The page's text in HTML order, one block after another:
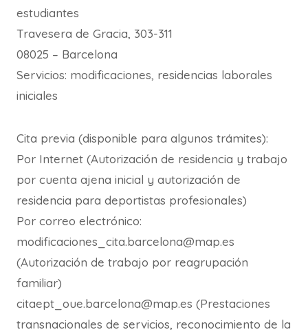
estudiantes
Travesera de Gracia, 303-311
08025 – Barcelona
Servicios: modificaciones, residencias laborales
iniciales
Cita previa (disponible para algunos trámites):
Por Internet (Autorización de residencia y trabajo
por cuenta ajena inicial y autorización de
residencia para deportistas profesionales)
Por correo electrónico:
modificaciones_cita.barcelona@map.es
(Autorización de trabajo por reagrupación
familiar)
citaept_oue.barcelona@map.es (Prestaciones
transnacionales de servicios, reconocimiento de la